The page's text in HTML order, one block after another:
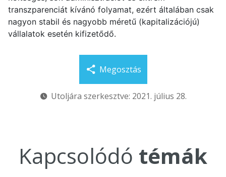
transzparenciát kívánó folyamat, ezért általában csak
nagyon stabil és nagyobb méretű (kapitalizációjú)
vállalatok esetén kifizetődő.
Megosztás
Utoljára szerkesztve: 2021. július 28.
Kapcsolódó témák